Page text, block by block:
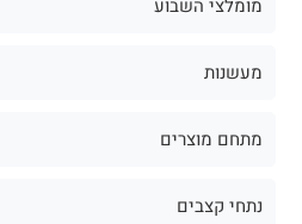
מומלצי השבוע
מעשנות
מתחם מוצרים
נתחי קצבים